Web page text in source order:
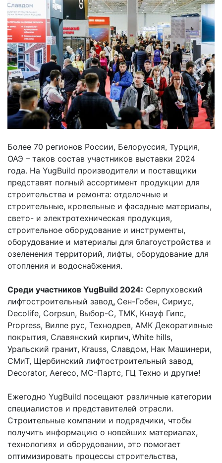
Более 70 регионов России, Белоруссия, Турция,
ОАЭ – таков состав участников выставки 2024
года. На YugBuild производители и поставщики
представят полный ассортимент продукции для
строительства и ремонта: отделочные и
строительные, кровельные и фасадные материалы,
свето- и электротехническая продукция,
строительное оборудование и инструменты,
оборудование и материалы для благоустройства и
озеленения территорий, лифты, оборудование для
отопления и водоснабжения.
Среди участников YugBuild 2024: Серпуховский
лифтостроительный завод, Сен-Гобен, Сириус,
Decolife, Corpsun, Выбор-С, ТМК, Кнауф Гипс,
Propress, Вилпе рус, Технодрев, АМК Декоративные
покрытия, Славянский кирпич, White hills,
Уральский гранит, Krauss, Славдом, Нак Машинери,
СМиТ, Щербинский лифтостроительный завод,
Decorator, Aereco, МС-Партс, ГЦ Техно и другие!
Ежегодно YugBuild посещают различные категории
специалистов и представителей отрасли.
Строительные компании и подрядчики, чтобы
получить информацию о новейших материалах,
технологиях и оборудовании, это помогает
оптимизировать процессы строительства,